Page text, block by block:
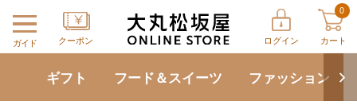
ガイド クーポン ログイン
0
カート
ギフト フード＆スイーツ ファッション